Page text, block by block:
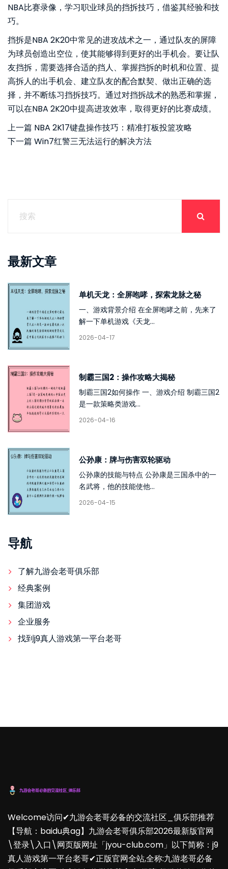
NBA比赛录像，学习职业球员的挡拆技巧，借鉴其经验和技
巧。
挡拆是NBA 2K20中常见的进攻战术之一，通过队友的屏障
为球员创造出空位，使其能够得到更好的出手机会。要让队
友挡拆，需要选择合适的挡人、掌握挡拆的时机和位置、提
高拆人的出手机会、建立队友的配合默契、做出正确的选
择，并不断练习挡拆技巧。通过对挡拆战术的熟悉和掌握，
可以在NBA 2K20中提高进攻效率，取得更好的比赛成绩。
上一篇 NBA 2K17键盘操作技巧：精准打板投篮攻略
下一篇 Win7红警三无法运行的解决方法
最新文章
单机天龙：全屏咆哮，探索龙脉之秘
一、游戏背景介绍 在全屏咆哮之前，先来了
解一下单机游戏《天龙...
2026-04-17
制霸三国2：操作攻略大揭秘
制霸三国2如何操作 一、游戏介绍 制霸三国2
是一款策略类游戏...
2026-04-16
公孙康：牌与伤害双轮驱动
公孙康的技能与特点 公孙康是三国杀中的一
名武将，他的技能使他...
2026-04-15
导航
了解九游会老哥俱乐部
经典案例
集团游戏
企业服务
找到j9真人游戏第一平台老哥
Welcome访问✔九游会老哥必备的交流社区_俱乐部推荐
【导航：baidu典ag】九游会老哥俱乐部2026最新版官网
\登录\入口\网页版网址「jyou-club.com」以下简称：j9
真人游戏第一平台老哥✔正版官网全站,全称:九游老哥必备